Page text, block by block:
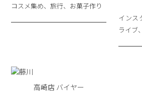
コスメ集め、旅行、お菓子作り
インス
ライブ
高崎店 バイヤー